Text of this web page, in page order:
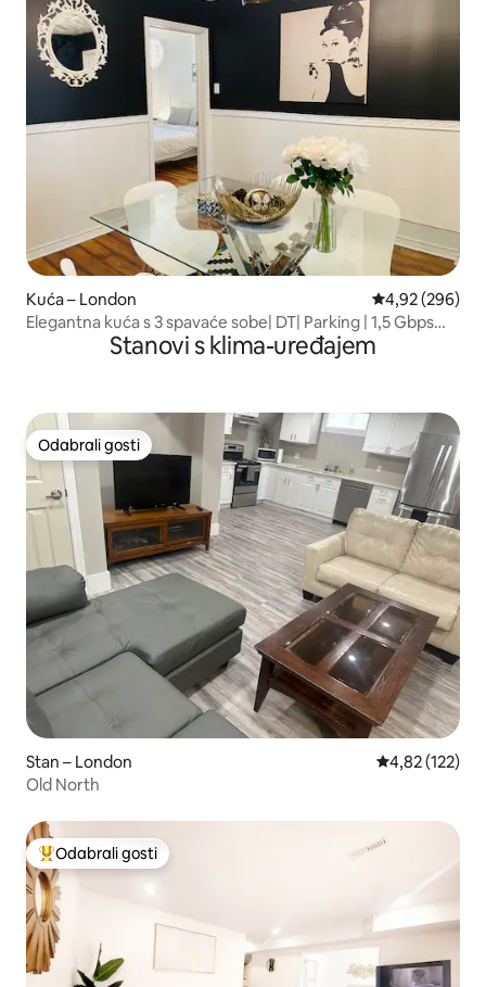
Kuća – London Prosječna
4,92 (296)
Elegantna kuća s 3 spavaće sobe| DT| Parking | 1,5 Gbps
Stanovi s klima-uređajem
Odabrali gosti
Odabrali gosti
Stan – London Prosječna
4,82 (122)
Old North
Među najviše rangiranima s oznakom „Odabrali gosti”
Odabrali gosti